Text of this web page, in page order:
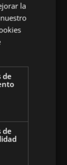
temas de
recetas
y la
la
de
de